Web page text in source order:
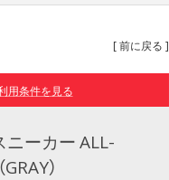
[ 前に戻る ]
用条件を見る
ニーカー ALL-
）